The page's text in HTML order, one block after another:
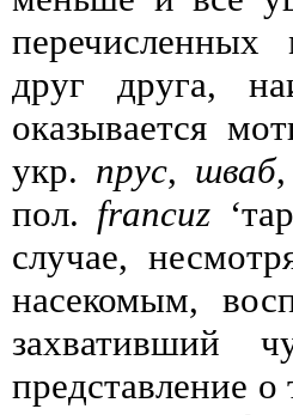
друг друга,
оказывается
укр. прус, шваб
пол. francuz
случае,
насекомым,
захвативший
представление